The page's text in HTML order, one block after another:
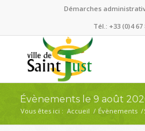
Démarches
Tél.: +33 (0)4 67
Évènements le 9 août
Vous êtes ici : Accueil / Évènements /